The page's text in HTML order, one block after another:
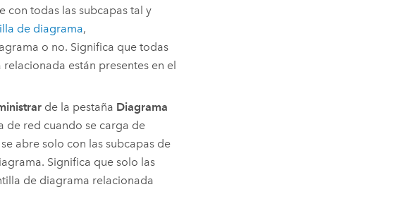
con todas las subcapas tal y
de diagrama,
o no. Significa que todas
están presentes en el
de la pestaña Diagrama
de red cuando se carga de
abre solo con las subcapas de
Significa que solo las
de diagrama relacionada